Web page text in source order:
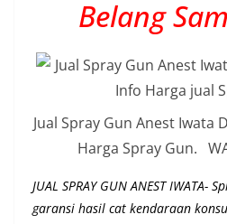
Belang
Jual Spray Gun Anest Iwata
Harga Spray Gun.
JUAL SPRAY GUN ANEST IWATA-
garansi hasil cat kendaraan